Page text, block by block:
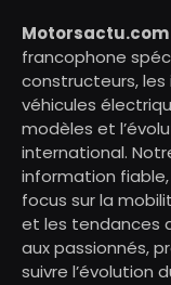
Motorsactu.com
francophone
constructeurs,
véhicules
modèles et
international.
information
focus sur la
et les tendances
aux passionnés,
suivre l’évolution